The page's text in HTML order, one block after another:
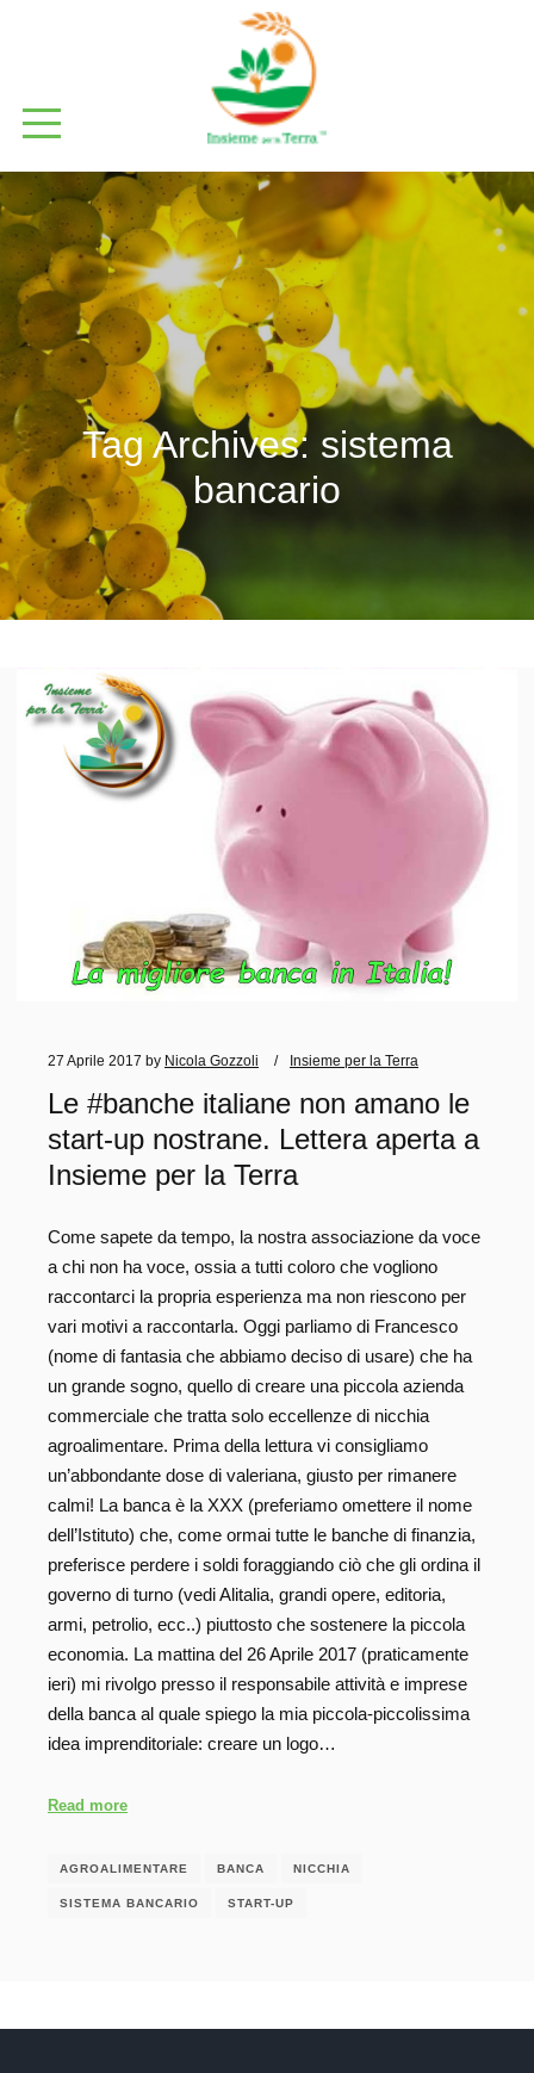
Tag Archives: sistema
bancario
27 Aprile 2017 by Nicola Gozzoli Insieme per la Terra
Le #banche italiane non amano le
start-up nostrane. Lettera aperta a
Insieme per la Terra
Come sapete da tempo, la nostra associazione da voce
a chi non ha voce, ossia a tutti coloro che vogliono
raccontarci la propria esperienza ma non riescono per
vari motivi a raccontarla. Oggi parliamo di Francesco
(nome di fantasia che abbiamo deciso di usare) che ha
un grande sogno, quello di creare una piccola azienda
commerciale che tratta solo eccellenze di nicchia
agroalimentare. Prima della lettura vi consigliamo
un’abbondante dose di valeriana, giusto per rimanere
calmi! La banca è la XXX (preferiamo omettere il nome
dell’Istituto) che, come ormai tutte le banche di finanzia,
preferisce perdere i soldi foraggiando ciò che gli ordina il
governo di turno (vedi Alitalia, grandi opere, editoria,
armi, petrolio, ecc..) piuttosto che sostenere la piccola
economia. La mattina del 26 Aprile 2017 (praticamente
ieri) mi rivolgo presso il responsabile attività e imprese
della banca al quale spiego la mia piccola-piccolissima
idea imprenditoriale: creare un logo…
Read more
AGROALIMENTARE BANCA NICCHIA
SISTEMA BANCARIO START-UP